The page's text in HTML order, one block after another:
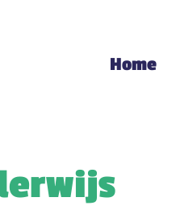
Home